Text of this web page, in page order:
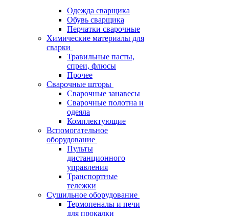
Одежда сварщика
Обувь сварщика
Перчатки сварочные
Химические материалы для
сварки
Травильные пасты,
спреи, флюсы
Прочее
Сварочные шторы
Сварочные занавесы
Сварочные полотна и
одеяла
Комплектующие
Вспомогательное
оборудование
Пульты
дистанционного
управления
Транспортные
тележки
Сушильное оборудование
Термопеналы и печи
для прокалки